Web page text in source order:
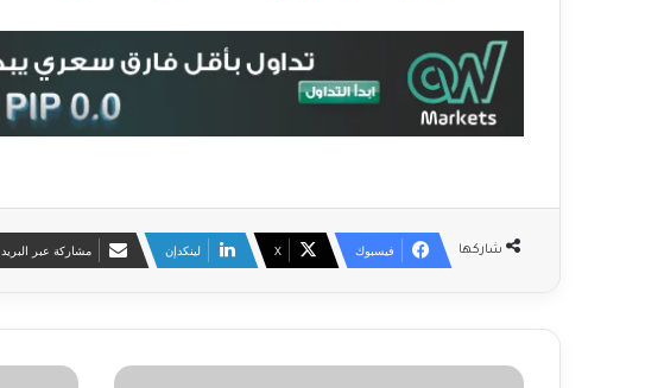
شاركها فيسبوك ‫X لينكدإن مشاركة عبر البريد
ع
ا